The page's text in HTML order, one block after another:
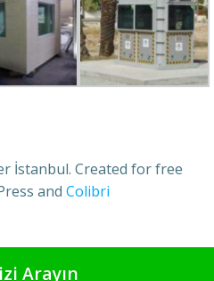
İstanbul. Created for free
and Colibri
Arayın